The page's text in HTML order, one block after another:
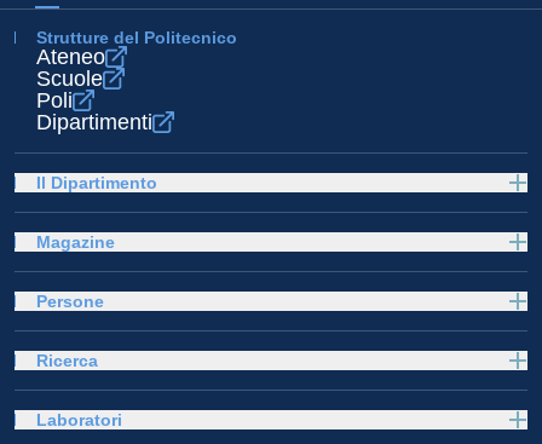
Strutture del Politecnico
Ateneo
Scuole
Poli
Dipartimenti
Il Dipartimento
Magazine
Persone
Ricerca
Laboratori